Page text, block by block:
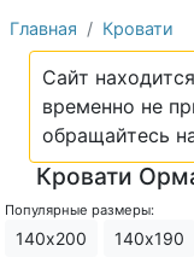
Open submenu
Диваны
Open submenu
Постельное
OpenМебель
Open submenu
Основания
Open
Детские
Главная Кровати
Сайт
временно не
обращайтесь
Кровати
Популярные размеры:
140х200 140х190